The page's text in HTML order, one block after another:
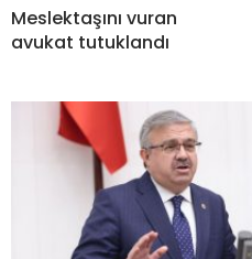
Meslektaşını vuran
avukat tutuklandı